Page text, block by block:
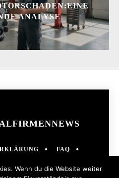
ANALYSE
FIRMENNEWS
FAQ
DE.DE| PRESSEPORTAL
Wenn du die Website weiter